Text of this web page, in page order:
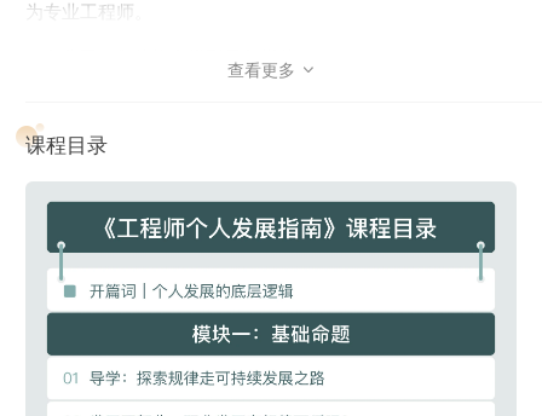
为专业工程师。
专业工程师的能力模型是怎样的？
职业发展具体有哪些规律可循？
想要在职场高质效、可持续地发展，背后根本是人的持续成
长。也就是说，我们不能局限在职业发展这个单一层面上，而
是要有更大的视角，从个人发展的维度来精进。李老师结合自
己在不同企业不同岗位上丰富的实践经历，总结了一整套思
路，提出了个人发展双螺旋模型，包括职业发展和自我发展，
总结成公式，即：个人发展 = 职业发展 + 自我发展。
查看更多 
课程目录